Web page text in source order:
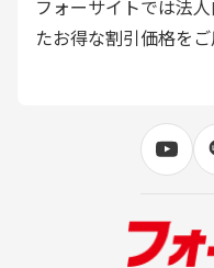
フォーサイトでは法
たお得な割引価格をご